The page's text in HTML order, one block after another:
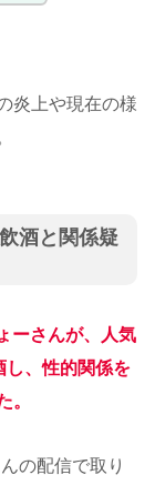
炎上や現在の様
酒と関係疑
ーさんが、人気
、性的関係を
。
の配信で取り